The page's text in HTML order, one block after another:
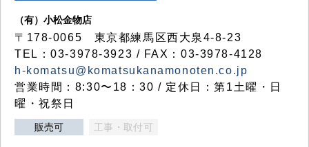
（有）小松金物店
〒178-0065 東京都練馬区西大泉4-8-23
TEL：03-3978-3923 / FAX：03-3978-4128
h-komatsu@komatsukanamonoten.co.jp
営業時間：8:30〜18：30 / 定休日：第1土曜・日
曜・祝祭日
販売可 工事・取付可